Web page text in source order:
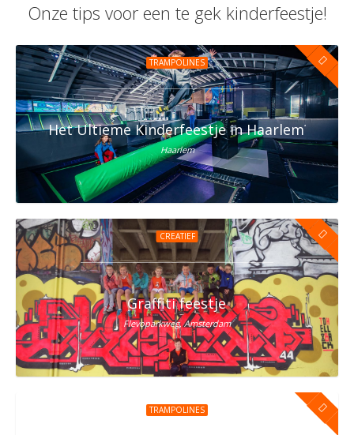
Onze tips voor een te gek kinderfeestje!
TRAMPOLINES
Het Ultieme Kinderfeestje in Haarlem? Vier
Haarlem
CREATIEF
Graffiti feestje
Flevoparkweg, Amsterdam
TRAMPOLINES